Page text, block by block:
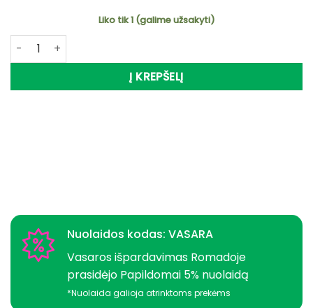
Liko tik 1 (galime užsakyti)
produkto kiekis: Turbo Dėžė PLANO Multi system 777
Į KREPŠELĮ
Nuolaidos kodas: VASARA
Vasaros išpardavimas Romadoje
prasidėjo Papildomai 5% nuolaidą
*Nuolaida galioja atrinktoms prekėms